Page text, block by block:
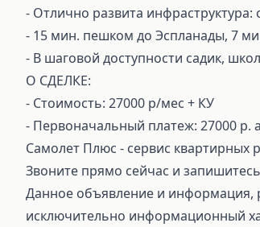
⁃ Отлично развита
⁃ 15 мин. пешком до Эспланады, 7
⁃ В шаговой доступности садик,
О СДЕЛКЕ:
⁃ Стоимость: 27000 р/мес + КУ
⁃ Первоначальный платеж: 27000 р.
Самолет Плюс - сервис квартирных
Звоните прямо сейчас и
Данное объявление и информация,
исключительно информационный